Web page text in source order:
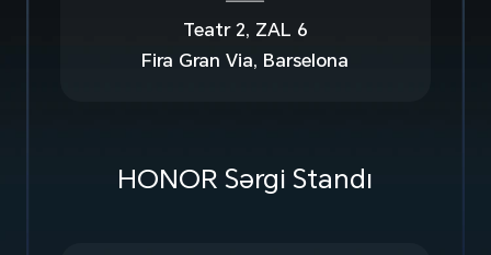
Teatr 2, ZAL 6
Fira Gran Via, Barselona
HONOR Sərgi Standı